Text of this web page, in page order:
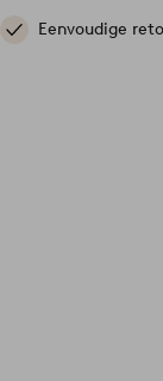
Eenvoudige